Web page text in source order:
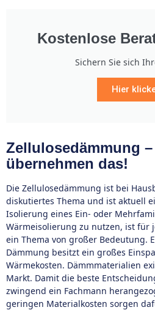
Kostenlose
Sichern Sie sich
Hier
Zellulosedämmung
übernehmen das!
Die Zellulosedämmung ist bei
diskutiertes Thema und ist aktuell
Isolierung eines Ein- oder
Wärmeisolierung zu nutzen, ist für
ein Thema von großer Bedeutung.
Dämmung besitzt ein großes
Wärmekosten. Dämmmaterialien
Markt. Damit die beste
zwingend ein Fachmann
geringen Materialkosten sorgen